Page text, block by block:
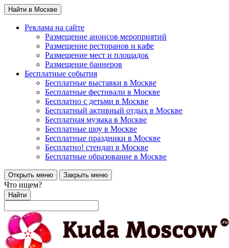
Найти в Москве
Реклама на сайте
Размещение анонсов мероприятий
Размещение ресторанов и кафе
Размещение мест и площадок
Размещение баннеров
Бесплатные события
Бесплатные выставки в Москве
Бесплатные фестивали в Москве
Бесплатно с детьми в Москве
Бесплатный активный отдых в Москве
Бесплатная музыка в Москве
Бесплатные шоу в Москве
Бесплатные праздники в Москве
Бесплатно! стендап в Москве
Бесплатные образование в Москве
Открыть меню Закрыть меню
Что ищем?
Найти